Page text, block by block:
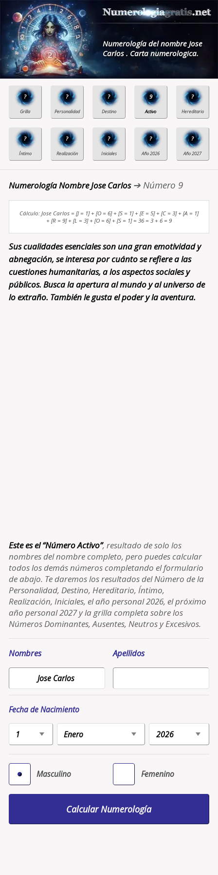
Numerología del nombre Jose
Carlos . Carta numerologica.
? ? ? 9 ?
? ? ? ? ?
Numerología Nombre Jose Carlos ➔ Número 9
Cálculo: Jose Carlos = [J = 1] + [O = 6] + [S = 1] + [E = 5] + [C = 3] + [A = 1]
+ [R = 9] + [L = 3] + [O = 6] + [S = 1] = 36 = 3 + 6 = 9
Sus cualidades esenciales son una gran emotividad y
abnegación, se interesa por cuánto se refiere a las
cuestiones humanitarias, a los aspectos sociales y
públicos. Busca la apertura al mundo y al universo de
lo extraño. También le gusta el poder y la aventura.
Este es el “Número Activo”, resultado de solo los
nombres del nombre completo, pero puedes calcular
todos los demás números completando el formulario
de abajo. Te daremos los resultados del Número de la
Personalidad, Destino, Hereditario, Íntimo,
Realización, Iniciales, el año personal 2026, el próximo
año personal 2027 y la grilla completa sobre los
Números Dominantes, Ausentes, Neutros y Excesivos.
Nombres Apellidos
Fecha de Nacimiento
Masculino Femenino